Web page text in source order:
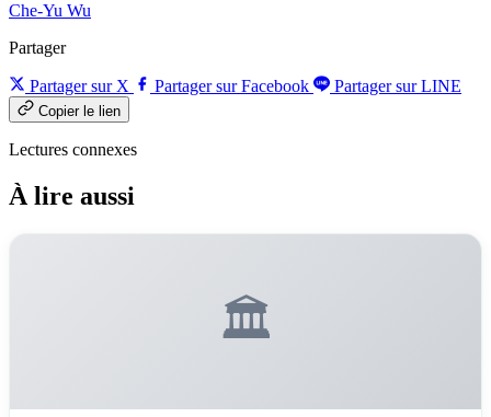
Che-Yu Wu
Partager
Partager sur X Partager sur Facebook Partager sur LINE
Copier le lien
Lectures connexes
À lire aussi
🏛️